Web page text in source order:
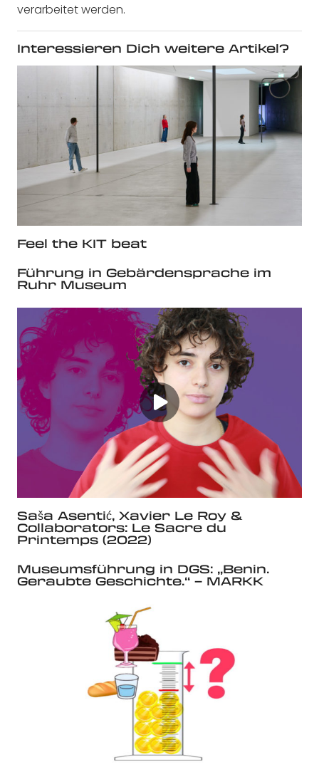
verarbeitet werden.
Interessieren Dich weitere Artikel?
Feel the KIT beat
Führung in Gebärdensprache im
Ruhr Museum
Saša Asentić, Xavier Le Roy &
Collaborators: Le Sacre du
Printemps (2022)
Museumsführung in DGS: „Benin.
Geraubte Geschichte.“ – MARKK